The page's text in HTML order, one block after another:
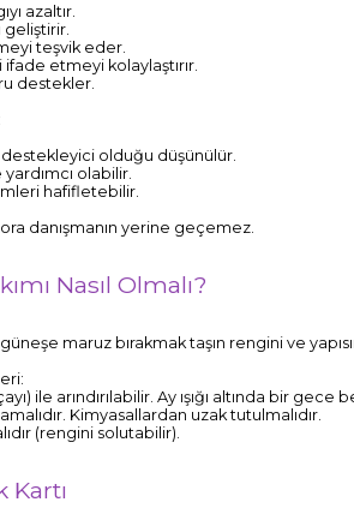
azaltır.
teşvik eder.
etmeyi kolaylaştırır.
destekler.
olduğu düşünülür.
olabilir.
hafifletebilir.
danışmanın yerine geçemez.
Nasıl Olmalı?
maruz bırakmak taşın rengini ve
ile arındırılabilir. Ay ışığı altında bir
Kimyasallardan uzak tutulmalıdır.
(rengini solutabilir).
Kartı